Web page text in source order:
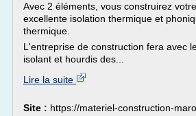
Avec 2 éléments, vous construirez
excellente isolation thermique et
thermique.
L'entreprise de construction fera avec
isolant et hourdis des...
Lire la suite
Site : https://materiel-construction-